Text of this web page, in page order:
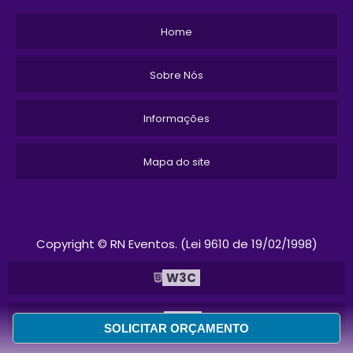
SOLICITAR ORÇAMENTO
Home
Sobre Nós
Informações
Mapa do site
Copyright © RN Eventos. (Lei 9610 de 19/02/1998)
W3C
W3C